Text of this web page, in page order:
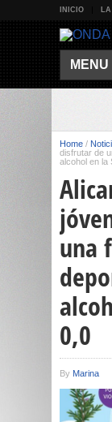
INICIO
MENU
Home /
disfrutar de
alcohol en la
una
0,0
By Marina